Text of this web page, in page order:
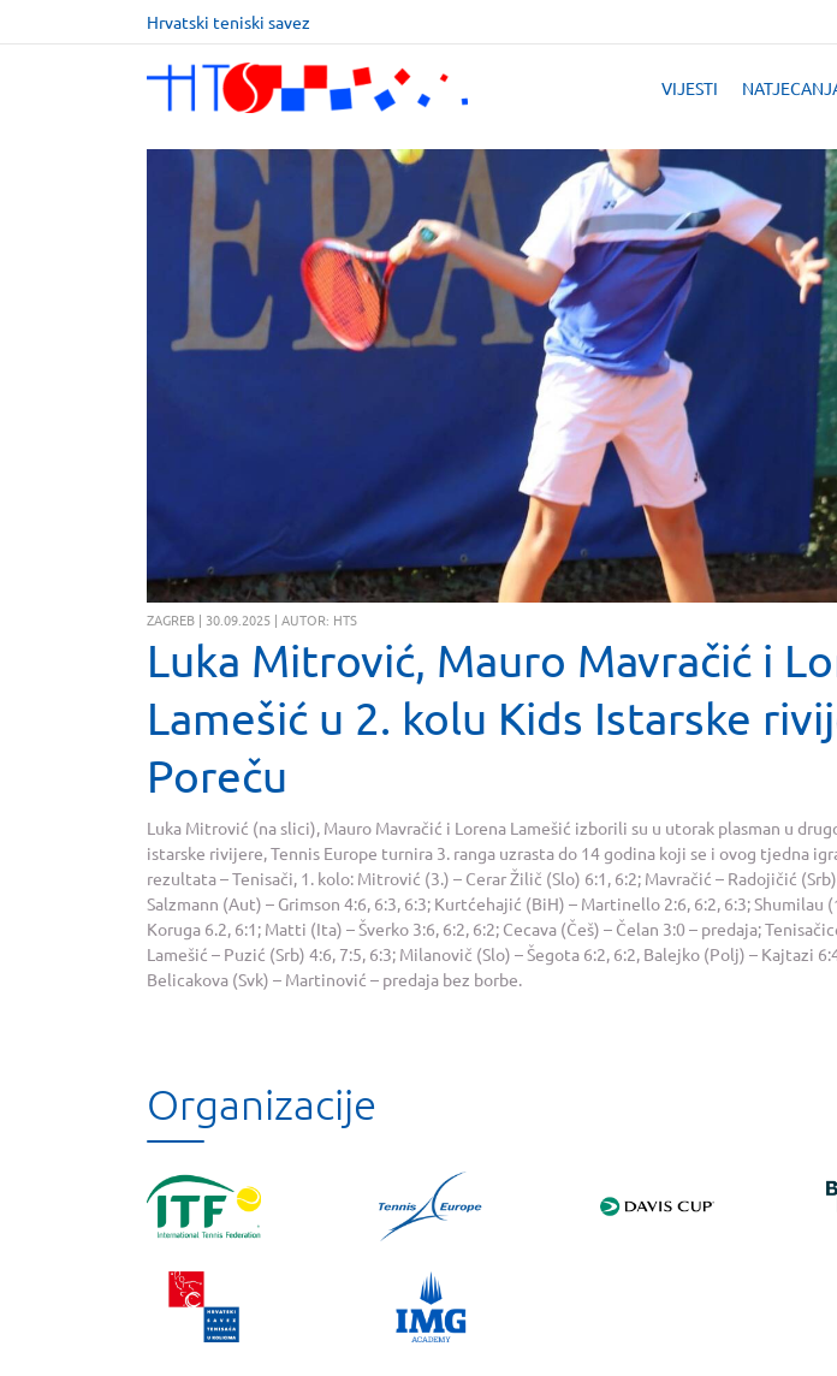
Hrvatski teniski savez
VIJESTI
ZAGREB | 30.09.2025 | AUTOR: HTS
Luka Mitrović, Mauro Mavračić i
Lamešić u 2. kolu Kids Istarske
Poreču
Luka Mitrović (na slici), Mauro Mavračić i Lorena Lamešić izborili su u utorak plasman u
istarske rivijere, Tennis Europe turnira 3. ranga uzrasta do 14 godina koji se i ovog tjedna
rezultata – Tenisači, 1. kolo: Mitrović (3.) – Cerar Žilič (Slo) 6:1, 6:2; Mavračić – Radojičić
Salzmann (Aut) – Grimson 4:6, 6:3, 6:3; Kurtćehajić (BiH) – Martinello 2:6, 6:2, 6:3; Shumilau
Koruga 6.2, 6:1; Matti (Ita) – Šverko 3:6, 6:2, 6:2; Cecava (Češ) – Čelan 3:0 – predaja;
Lamešić – Puzić (Srb) 4:6, 7:5, 6:3; Milanovič (Slo) – Šegota 6:2, 6:2, Balejko (Polj) – Kajtazi
Belicakova (Svk) – Martinović – predaja bez borbe.
Organizacije